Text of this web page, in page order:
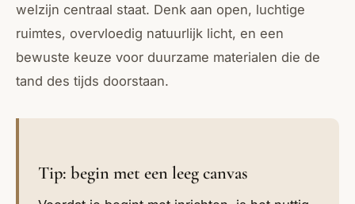
welzijn centraal staat. Denk aan open, luchtige
ruimtes, overvloedig natuurlijk licht, en een
bewuste keuze voor duurzame materialen die de
tand des tijds doorstaan.
Tip: begin met een leeg canvas